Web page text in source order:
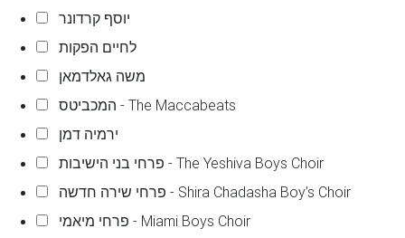
יוסף קרדונר
לחיים הפקות
משה גאלדמאן
המכביטס - The Maccabeats
ירמיה דמן
פרחי בני הישיבות - The Yeshiva Boys Choir
פרחי שירה חדשה - Shira Chadasha Boy’s Choir
פרחי מיאמי - Miami Boys Choir